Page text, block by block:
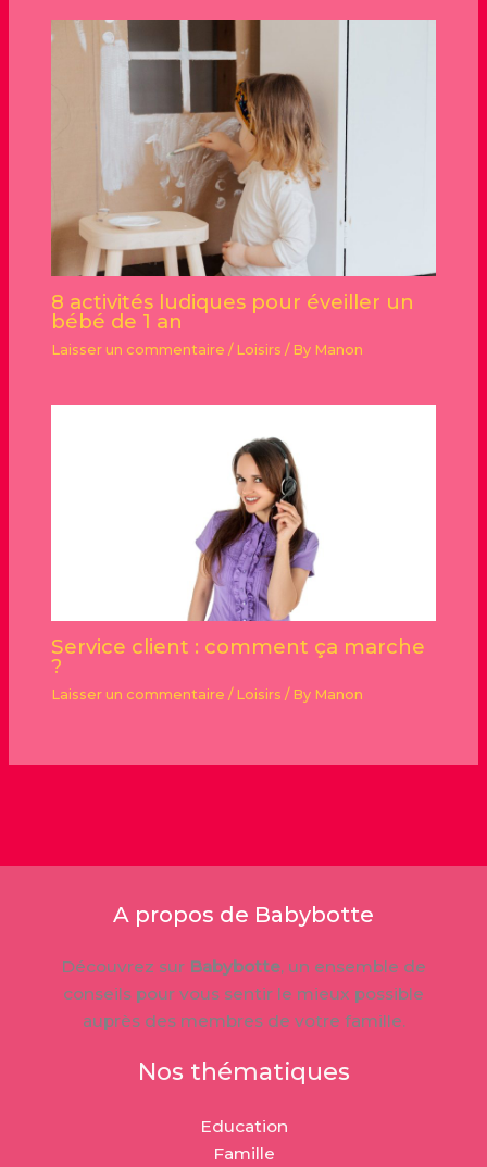
8 activités ludiques pour éveiller un
bébé de 1 an
Laisser un commentaire / Loisirs / By Manon
Service client : comment ça marche
?
Laisser un commentaire / Loisirs / By Manon
A propos de Babybotte
Découvrez sur Babybotte, un ensemble de
conseils pour vous sentir le mieux possible
auprès des membres de votre famille.
Nos thématiques
Education
Famille